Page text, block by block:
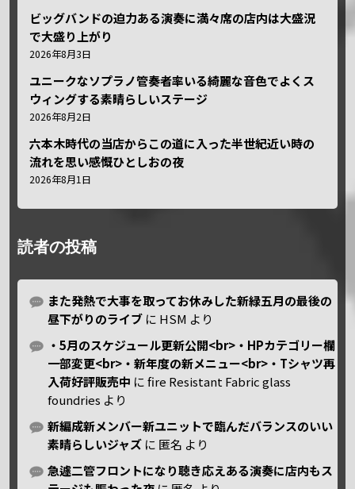
ビッグバンドの迫力ある演奏に満々席の店内は大盛況
で大盛り上がり
2026年8月3日
ユニークなソプラノ管奏者率いる綺麗な音色でよくス
ウィングする素晴らしいステージ
2026年8月2日
六本木時代の当店からこの道に入った半世紀近い時の
流れを思い感慨ひとしおの夜
2026年8月1日
読者の投稿
また発熱で大事を取ってお休みした新緑五月の最後の
昼下がりのライブ に HSM より
・5月のスケジュール更新公開<br>・HPカテゴリー欄
一部変更<br>・新年度の新メニュー<br>・Tシャツ再
入荷好評販売中 にfire Resistant Fabric glass
foundries より
新編成新メンバー新ユニットで臨んだバランスのいい
素晴らしいジャズ に 匿名 より
急遽二管フロントになり聴き応えある演奏に店内もス